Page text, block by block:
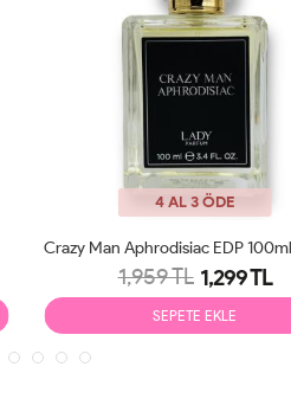
4 AL 3 ÖDE
1,959 TL 1,299 TL
SEPETE EKLE